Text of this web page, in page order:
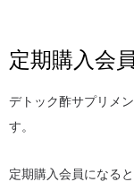
定期購入会
デトック酢サプリメ
す。
定期購入会員になると